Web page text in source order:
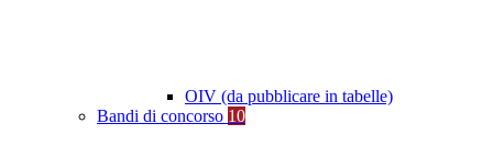
OIV (da pubblicare in tabelle)
Bandi di concorso 10